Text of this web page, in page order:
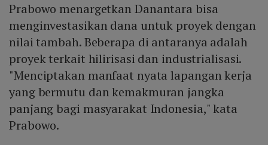
Prabowo menargetkan Danantara bisa
menginvestasikan dana untuk proyek dengan
nilai tambah. Beberapa di antaranya adalah
proyek terkait hilirisasi dan industrialisasi.
"Menciptakan manfaat nyata lapangan kerja
yang bermutu dan kemakmuran jangka
panjang bagi masyarakat Indonesia," kata
Prabowo.